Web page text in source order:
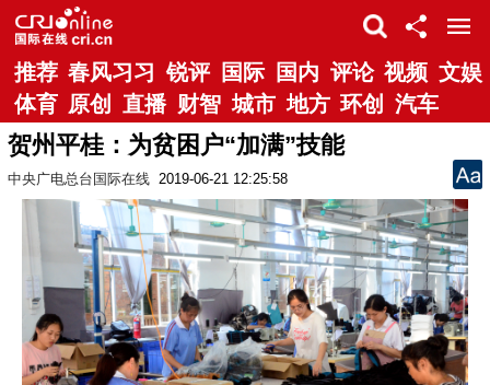
推荐 春风习习 锐评 国际 国内 评论 视频 文娱
体育 原创 直播 财智 城市 地方 环创 汽车
贺州平桂：为贫困户“加满”技能
中央广电总台国际在线 2019-06-21 12:25:58